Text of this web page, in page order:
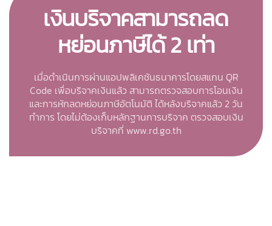
เงินบริจาคสามารถลด
หย่อนภาษีได้ 2 เท่า
เมื่อดําเนินการผ่านแอปพลิเคชันธนาคารโดยสแกน QR
Code เพื่อบริจาคเงินแล้ว สามารถตรวจสอบการโอนเงิน
และการหักลดหย่อนภาษีอัตโนมัติ ได้หลังบริจาคแล้ว 2 วัน
ทําการ โดยไม่ต้องเก็บหลักฐานการบริจาค ตรวจสอบเงิน
บริจาคที่ www.rd.go.th